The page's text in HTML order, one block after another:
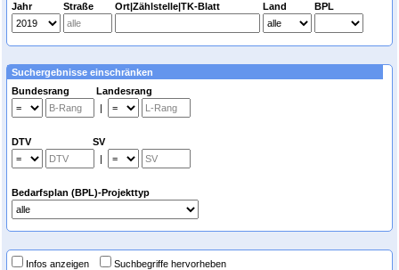
Jahr
Straße Ort|Zählstelle|TK-Blatt Land BPL
Suchergebnisse einschränken
Bundesrang Landesrang
|
DTV SV
|
Bedarfsplan (BPL)-Projekttyp
Infos anzeigen Suchbegriffe hervorheben